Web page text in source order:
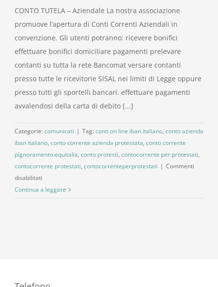
CONTO TUTELA – Aziendale La nostra associazione
promuove l’apertura di Conti Correnti Aziendali in
convenzione. Gli utenti potranno: ricevere bonifici
effettuare bonifici domiciliare pagamenti prelevare
contanti su tutta la rete Bancomat versare contanti
presso tutte le ricevitorie SISAL nei limiti di Legge oppure
presso tutti gli sportelli bancari. effettuare pagamenti
avvalendosi della carta di debito [...]
Categorie: comunicati | Tag: conti on line iban italiano, conto azienda
iban italiano, conto corrente azienda protestata, conto corrente
pignoramento equitalia, conto protesti, contocorrente per protestati,
contocorrente protestati, contocorrenteperprotestati | Commenti
disabilitati
CONTO
Continua a leggere